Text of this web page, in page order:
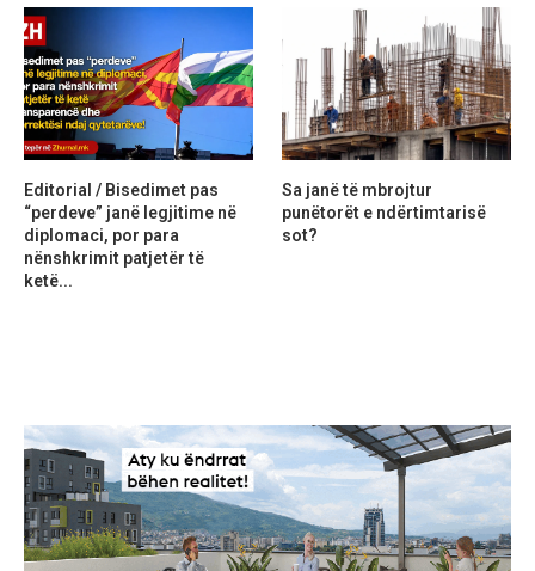
Editorial / Bisedimet pas
“perdeve” janë legjitime në
diplomaci, por para
nënshkrimit patjetër të
ketë...
Sa janë të mbrojtur
punëtorët e ndërtimtarisë
sot?